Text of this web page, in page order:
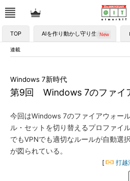
TOP AIを作り動かし守り生かす
連載
第9回 Windows 7のファイ
Windows 7新時代
今回はWindows 7のファイアウォー
ル・セットを切り替えるプロファイ
でもVPNでも適切なルールが自動選
が図られている。
[ 打越